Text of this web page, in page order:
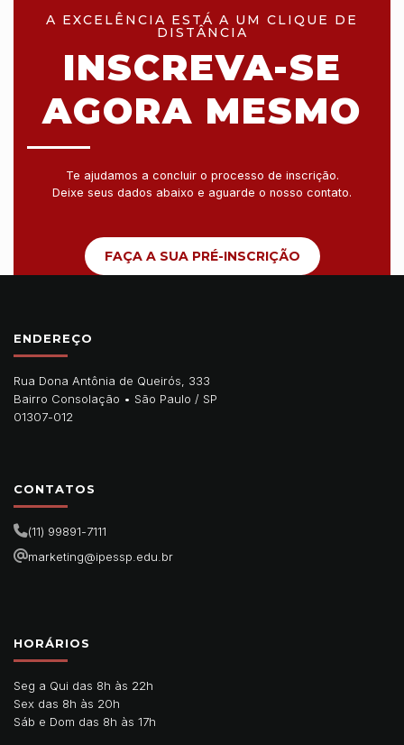
A EXCELÊNCIA ESTÁ A UM CLIQUE DE
DISTÂNCIA
INSCREVA-SE
AGORA MESMO
Te ajudamos a concluir o processo de inscrição.
Deixe seus dados abaixo e aguarde o nosso contato.
FAÇA A SUA PRÉ-INSCRIÇÃO
ENDEREÇO
Rua Dona Antônia de Queirós, 333
Bairro Consolação • São Paulo / SP
01307-012
CONTATOS
(11) 99891-7111
marketing@ipessp.edu.br
HORÁRIOS
Seg a Qui das 8h às 22h
Sex das 8h às 20h
Sáb e Dom das 8h às 17h